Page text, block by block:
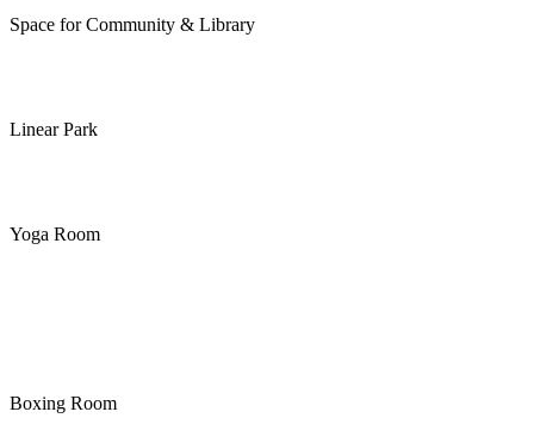
Space for Community & Library
Linear Park
Yoga Room
Boxing Room